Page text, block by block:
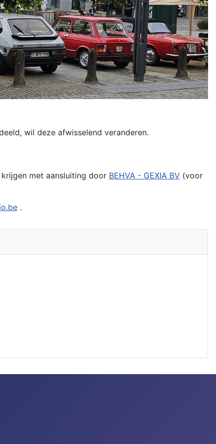
wil deze afwisselend veranderen.
met aansluiting door BEHVA - GEXIA BV (voor
.